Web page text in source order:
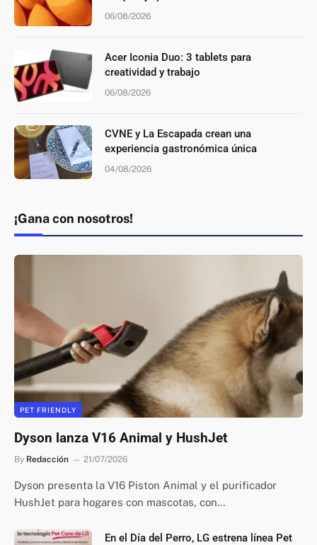
06/08/2026
Acer Iconia Duo: 3 tablets para
creatividad y trabajo
06/08/2026
CVNE y La Escapada crean una
experiencia gastronómica única
04/08/2026
¡Gana con nosotros!
PET FRIENDLY
Dyson lanza V16 Animal y HushJet
By Redacción 21/07/2026
Dyson presenta la V16 Piston Animal y el purificador
HushJet para hogares con mascotas, con…
En el Día del Perro, LG estrena línea Pet